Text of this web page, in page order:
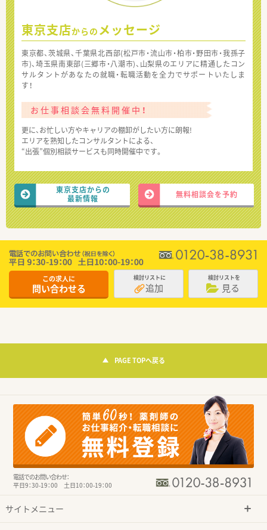
東京支店からの メッセージ
東京都、茨城県、千葉県北西部(松戸市・流山市・柏市・野田市・我孫子
市)、埼玉県南東部(三郷市・八潮市)、山梨県のエリアに精通したコン
サルタントがあなたの就職・転職活動を全力でサポートいたしま
す！
お仕事相談会無料開催中！
更に、お忙しい方やキャリアの棚卸がしたい方に朗報!
エリアを熟知したコンサルタントによる、
“出張”個別相談サービスも同時開催中です。
東京支店からの
最新情報
無料相談会を予約
この求人に
問い合わせる
検討リストに
追加
検討リストを
見る
PAGE TOPへ戻る
電話でのお問い合わせ：
平日9：30-19：00 土日10：00-19：00
サイトメニュー